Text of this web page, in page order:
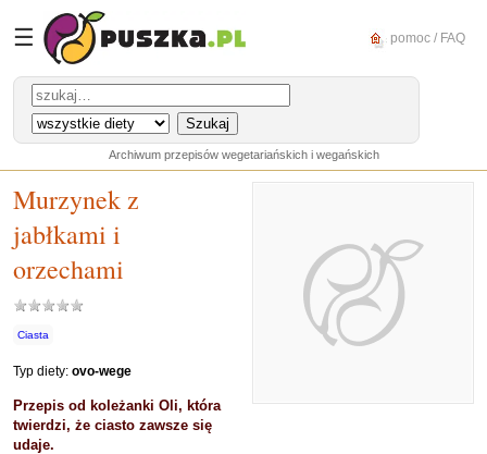
☰ pomoc / FAQ
Archiwum przepisów wegetariańskich i wegańskich
Murzynek z
jabłkami i
orzechami
Ciasta
Typ diety: ovo-wege
Przepis od koleżanki Oli, która
twierdzi, że ciasto zawsze się
udaje.